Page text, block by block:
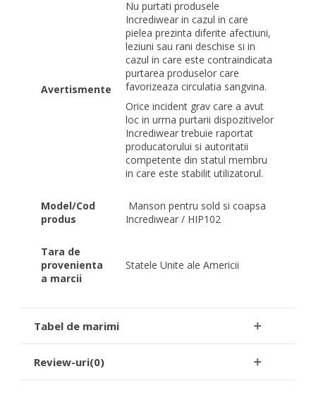
Avertismente
Nu purtati produsele
Incrediwear in cazul in care
pielea prezinta diferite afectiuni,
leziuni sau rani deschise si in
cazul in care este contraindicata
purtarea produselor care
favorizeaza circulatia sangvina.
Orice incident grav care a avut
loc in urma purtarii dispozitivelor
Incrediwear trebuie raportat
producatorului si autoritatii
competente din statul membru
in care este stabilit utilizatorul.
Model/Cod
produs
Manson pentru sold si coapsa
Incrediwear / HIP102
Tara de
provenienta
a marcii
Statele Unite ale Americii
Tabel de marimi
Review-uri(0)